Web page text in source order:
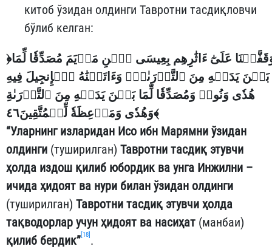
китоб ўзидан олдинги Тавротни тасдиқловчи
бўлиб келган:
﴿عَلَىٰٓ ءَاثَٰرِهِم بِعِيسَى ٱبۡنِ مَرۡيَمَ مُصَدِّقٗا لِّمَا
بَيۡنَ يَدَيۡهِ مِنَ ٱلتَّوۡرَىٰةِۖ وَءَاتَيۡنَٰهُ ٱلۡإِنجِيلَ فِيهِ
هُدٗى وَنُورٞ وَمُصَدِّقٗا لِّمَا بَيۡنَ يَدَيۡهِ مِنَ ٱلتَّوۡرَىٰةِ
وَهُدٗى وَمَوۡعِظَةٗ لِّلۡمُتَّقِينَ٤٦﴾
“Уларнинг изларидан Исо ибн Марямни ўзидан
олдинги (туширилган) Тавротни тасдиқ этувчи
ҳолда издош қилиб юбордик ва унга Инжилни –
ичида ҳидоят ва нури билан ўзидан олдинги
(туширилган) Тавротни тасдиқ этувчи ҳолда
тақводорлар учун ҳидоят ва насиҳат (манбаи)
қилиб бердик”[18] .